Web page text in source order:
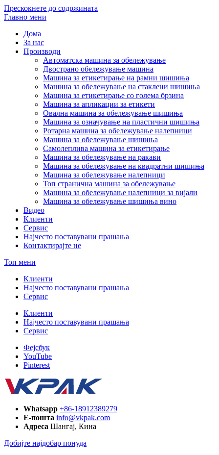
Прескокнете до содржината
Главно мени
Дома
За нас
Производи
Автоматска машина за обележување
Двострано обележување машина
Машина за етикетирање на рамни шишиња
Машина за обележување на стаклени шишиња
Машина за етикетирање со голема брзина
Машина за апликации за етикети
Овална машина за обележување шишиња
Машина за означување на пластични шишиња
Ротарна машина за обележување налепници
Машина за обележување шишиња
Самолеплива машина за етикетирање
Машина за обележување на ракави
Машина за обележување на квадратни шишиња
Машина за обележување налепници
Топ странична машина за обележување
Машина за обележување налепници за вијали
Машина за обележување шишиња вино
Видео
Клиенти
Сервис
Најчесто поставувани прашања
Контактирајте не
Топ мени
Клиенти
Најчесто поставувани прашања
Сервис
Клиенти
Најчесто поставувани прашања
Сервис
Фејсбук
YouTube
Pinterest
Whatsapp +86-18912389279
Е-пошта info@vkpak.com
Адреса Шангај, Кина
Добијте најдобар понуда